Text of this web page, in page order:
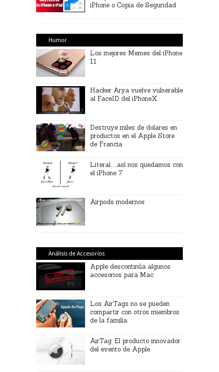
iPhone o Copia de Seguridad
Humor
Los mejores Memes del iPhone
11
Hacker Arya vuelve vulnerable
al FaceID del iPhoneX
Destruye miles de dolares en
productos en el Apple Store
de Francia
Literal…así nos quedamos con
el iPhone 7
Airpods modernos
Análisis de Accesorios
Apple descontinúa algunos
accesorios para Mac
Los AirTags no se pueden
compartir con otros miembros
de la familia
AirTag: El producto innovador
del evento de Apple